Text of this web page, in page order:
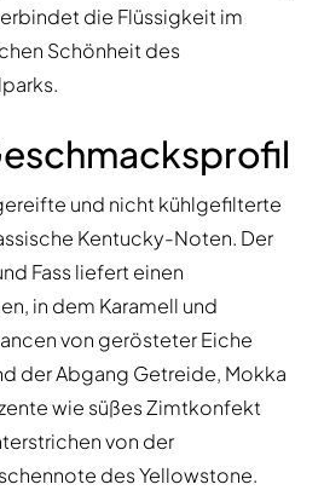
die Flüssigkeit im
Schönheit des
und nicht kühlgefilterte
Kentucky-Noten. Der
Fass liefert einen
in dem Karamell und
von gerösteter Eiche
der Abgang Getreide, Mokka
wie süßes Zimtkonfekt
von der
des Yellowstone.